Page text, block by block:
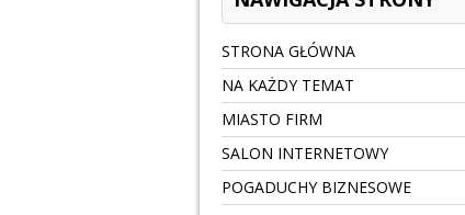
STRONA GŁÓWNA
NA KAŻDY TEMAT
MIASTO FIRM
SALON INTERNETOWY
POGADUCHY BIZNESOWE